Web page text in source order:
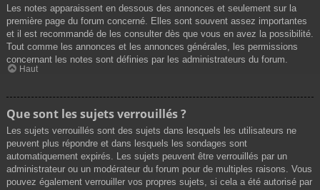
Les notes apparaissent en dessous des annonces et seulement sur la
première page du forum concerné. Elles sont souvent assez importantes
et il est recommandé de les consulter dès que vous en avez la possibilité.
Tout comme les annonces et les annonces générales, les permissions
concernant les notes sont définies par les administrateurs du forum.
Haut
Que sont les sujets verrouillés ?
Les sujets verrouillés sont des sujets dans lesquels les utilisateurs ne
peuvent plus répondre et dans lesquels les sondages sont
automatiquement expirés. Les sujets peuvent être verrouillés par un
administrateur ou un modérateur du forum pour de multiples raisons. Vous
pouvez également verrouiller vos propres sujets, si cela a été autorisé par